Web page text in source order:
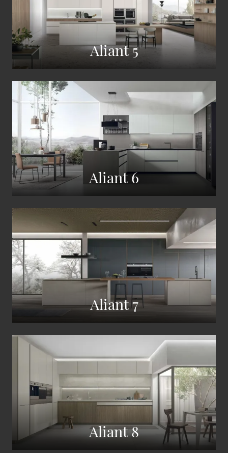
Aliant 5
Aliant 6
Aliant 7
Aliant 8